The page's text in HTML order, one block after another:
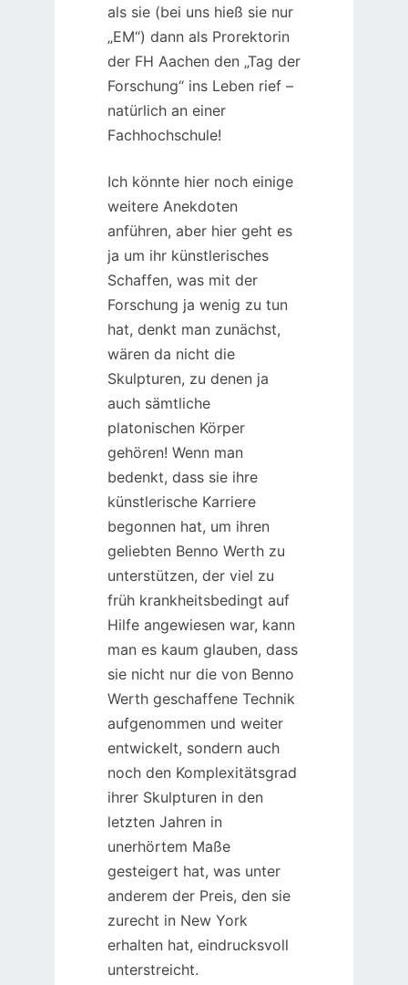
als sie (bei uns hieß sie nur
„EM“) dann als Prorektorin
der FH Aachen den „Tag der
Forschung“ ins Leben rief –
natürlich an einer
Fachhochschule!
Ich könnte hier noch einige
weitere Anekdoten
anführen, aber hier geht es
ja um ihr künstlerisches
Schaffen, was mit der
Forschung ja wenig zu tun
hat, denkt man zunächst,
wären da nicht die
Skulpturen, zu denen ja
auch sämtliche
platonischen Körper
gehören! Wenn man
bedenkt, dass sie ihre
künstlerische Karriere
begonnen hat, um ihren
geliebten Benno Werth zu
unterstützen, der viel zu
früh krankheitsbedingt auf
Hilfe angewiesen war, kann
man es kaum glauben, dass
sie nicht nur die von Benno
Werth geschaffene Technik
aufgenommen und weiter
entwickelt, sondern auch
noch den Komplexitätsgrad
ihrer Skulpturen in den
letzten Jahren in
unerhörtem Maße
gesteigert hat, was unter
anderem der Preis, den sie
zurecht in New York
erhalten hat, eindrucksvoll
unterstreicht.